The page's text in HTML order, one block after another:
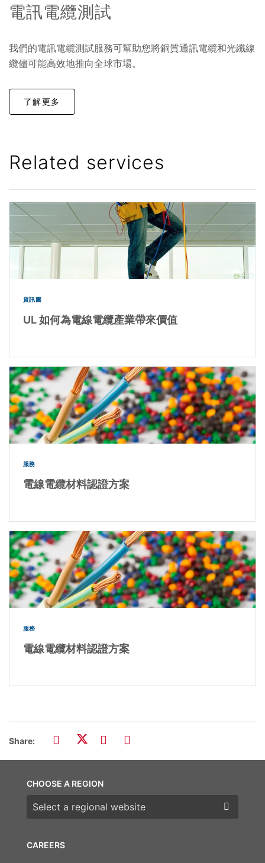
電訊電纜測試
我們的電訊電纜測試服務可幫助您將銅質通訊電纜和光纖線
纜儘可能高效地推向全球市場。
了解更多
Related services
資訊圖
UL 如何為電線電纜產業帶來價值
服務
電線電纜材料認證方案
服務
電線電纜材料認證方案
Share:
CAREERS
CHOOSE A REGION
Choose a region